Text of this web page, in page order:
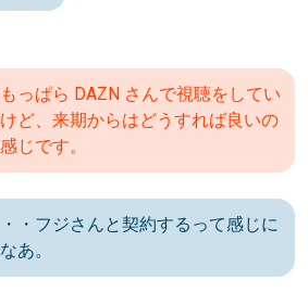
っぱら DAZN さんで視聴をしてい
ど、来期からはどうすれば良いの
じです。
・フジさんと契約するって感じに
あ。